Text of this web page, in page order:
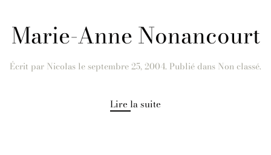
Marie-Anne Nonancourt
Écrit par Nicolas leseptembre 25, 2004. Publié dans Non classé.
Lire la suite